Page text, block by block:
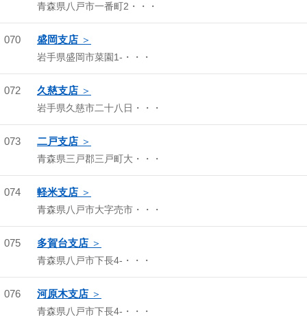
青森県八戸市一番町2・・・
070 盛岡支店
岩手県盛岡市菜園1-・・・
072 久慈支店
岩手県久慈市二十八日・・・
073 二戸支店
青森県三戸郡三戸町大・・・
074 軽米支店
青森県八戸市大字売市・・・
075 多賀台支店
青森県八戸市下長4-・・・
076 河原木支店
青森県八戸市下長4-・・・